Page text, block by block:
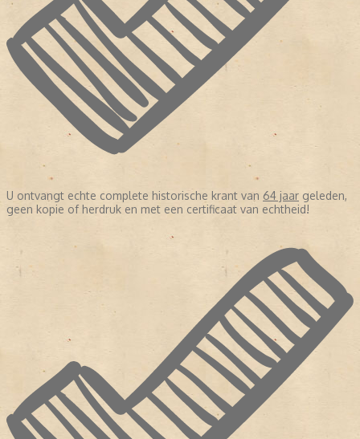
U ontvangt echte complete historische krant van 64 jaar geleden,
geen kopie of herdruk en met een certificaat van echtheid!